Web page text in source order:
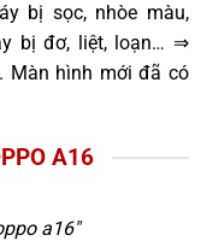
bị sọc, nhòe màu,
bị đơ, liệt, loạn… ⇒
Màn hình mới đã có
A16
a16"